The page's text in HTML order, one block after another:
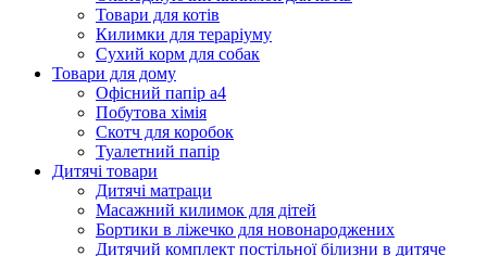
Товари для котів
Килимки для тераріуму
Сухий корм для собак
Товари для дому
Офісний папір а4
Побутова хімія
Скотч для коробок
Туалетний папір
Дитячі товари
Дитячі матраци
Масажний килимок для дітей
Бортики в ліжечко для новонароджених
Дитячий комплект постільної білизни в дитяче